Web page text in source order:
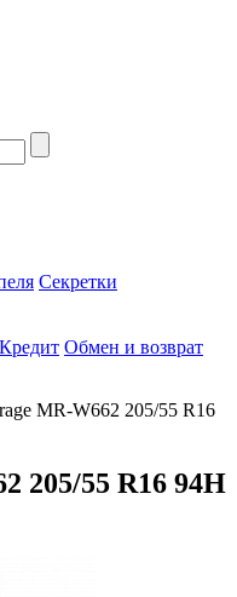
Секретки
Кредит Обмен и возврат
MR-W662 205/55 R16
205/55 R16 94H